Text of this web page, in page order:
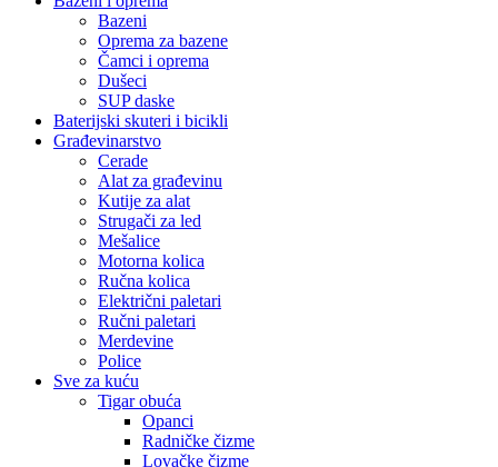
Bazeni
Oprema za bazene
Čamci i oprema
Dušeci
SUP daske
Baterijski skuteri i bicikli
Građevinarstvo
Cerade
Alat za građevinu
Kutije za alat
Strugači za led
Mešalice
Motorna kolica
Ručna kolica
Električni paletari
Ručni paletari
Merdevine
Police
Sve za kuću
Tigar obuća
Opanci
Radničke čizme
Lovačke čizme